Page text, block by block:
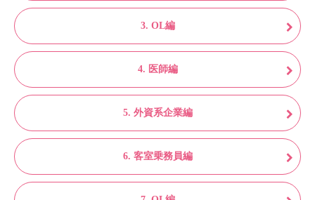
3. OL編
4. 医師編
5. 外資系企業編
6. 客室乗務員編